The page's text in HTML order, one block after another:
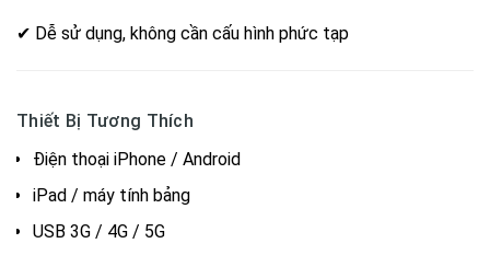
✔ Dễ sử dụng, không cần cấu hình phức tạp
Thiết Bị Tương Thích
Điện thoại iPhone / Android
iPad / máy tính bảng
USB 3G / 4G / 5G